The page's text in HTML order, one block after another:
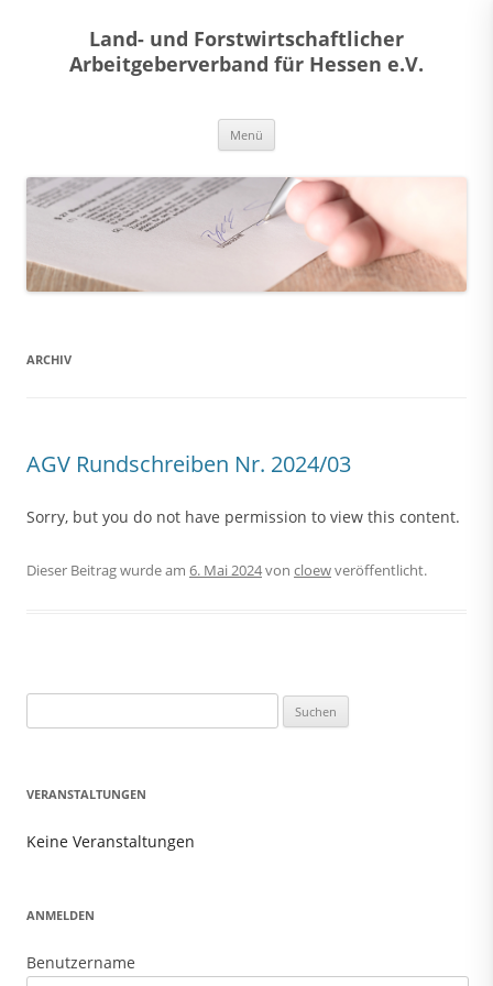
Land- und Forstwirtschaftlicher
Arbeitgeberverband für Hessen e.V.
Menü
ARCHIV
AGV Rundschreiben Nr. 2024/03
Sorry, but you do not have permission to view this content.
Dieser Beitrag wurde am 6. Mai 2024von cloewveröffentlicht.
nach:
VERANSTALTUNGEN
Keine Veranstaltungen
ANMELDEN
Benutzername